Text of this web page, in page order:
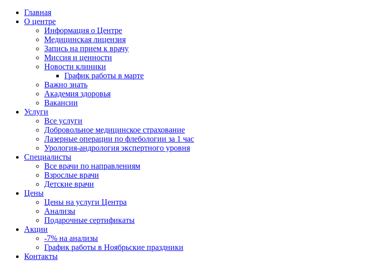
Главная
О центре
Информация о Центре
Медицинская лицензия
Запись на прием к врачу
Миссия и ценности
Новости клиники
График работы в марте
Важно знать
Академия здоровья
Вакансии
Услуги
Все услуги
Добровольное медицинское страхование
Лазерные операции по флебологии за 1 час
Урология-андрология экспертного уровня
Специалисты
Все врачи по направлениям
Взрослые врачи
Детские врачи
Цены
Цены на услуги Центра
Анализы
Подарочные сертификаты
Акции
-7% на анализы
График работы в Ноябрьские праздники
Контакты